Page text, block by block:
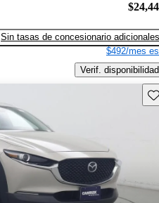
Sin tasas de concesionario adicionales
$492/mes
Verif. disponibilidad